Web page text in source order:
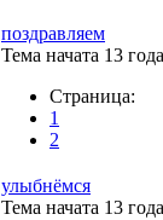
поздравляем
Тема начата 13
Страница:
1
2
улыбнёмся
Тема начата 13